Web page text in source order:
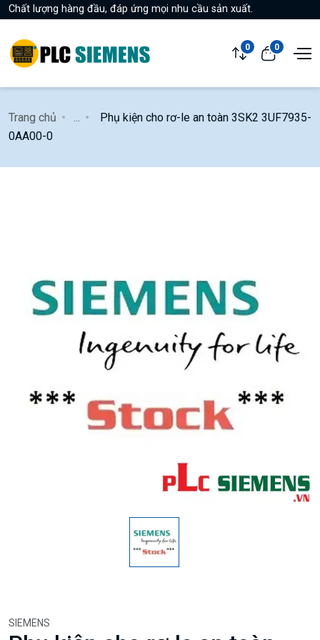
Chất lượng hàng đầu, đáp ứng mọi nhu cầu sản xuất.
0 0
Trang chủ
Phụ kiện cho rơ-le an toàn 3SK2 3UF7935-
0AA00-0
SIEMENS